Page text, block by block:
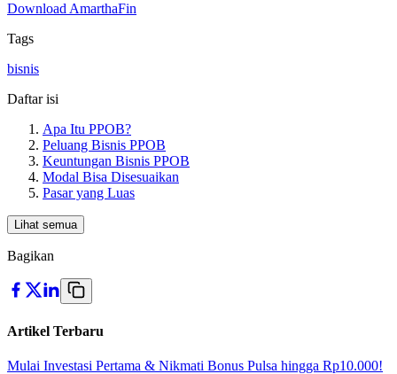
Download AmarthaFin
Tags
bisnis
Daftar isi
Apa Itu PPOB?
Peluang Bisnis PPOB
Keuntungan Bisnis PPOB
Modal Bisa Disesuaikan
Pasar yang Luas
Lihat semua
Bagikan
Artikel Terbaru
Mulai Investasi Pertama & Nikmati Bonus Pulsa hingga Rp10.000!